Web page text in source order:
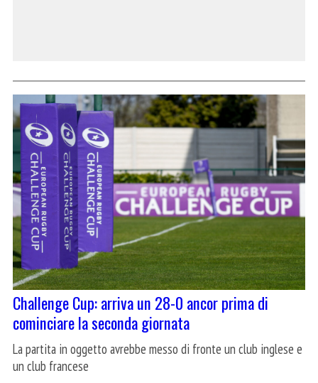
Challenge Cup: arriva un 28-0 ancor prima di
cominciare la seconda giornata
La partita in oggetto avrebbe messo di fronte un club inglese e
un club francese